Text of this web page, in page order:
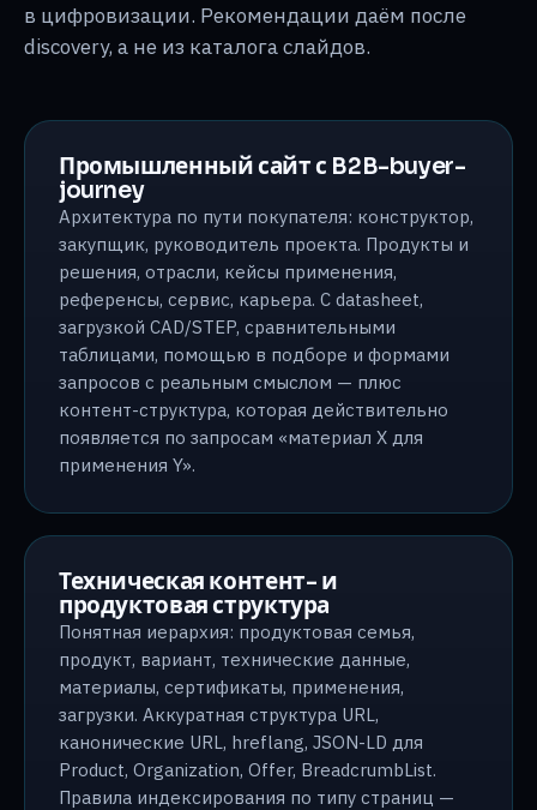
в цифровизации. Рекомендации даём после
discovery, а не из каталога слайдов.
Промышленный сайт с B2B-buyer-
journey
Архитектура по пути покупателя: конструктор,
закупщик, руководитель проекта. Продукты и
решения, отрасли, кейсы применения,
референсы, сервис, карьера. С datasheet,
загрузкой CAD/STEP, сравнительными
таблицами, помощью в подборе и формами
запросов с реальным смыслом — плюс
контент-структура, которая действительно
появляется по запросам «материал X для
применения Y».
Техническая контент- и
продуктовая структура
Понятная иерархия: продуктовая семья,
продукт, вариант, технические данные,
материалы, сертификаты, применения,
загрузки. Аккуратная структура URL,
канонические URL, hreflang, JSON-LD для
Product, Organization, Offer, BreadcrumbList.
Правила индексирования по типу страниц —